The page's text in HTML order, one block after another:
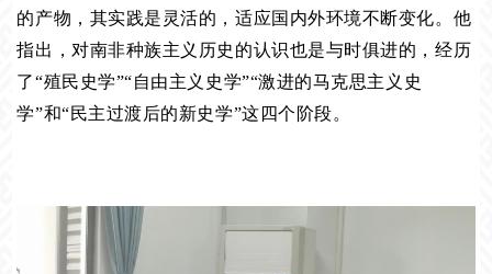
的产物，其实践是灵活的，适应国内外环境不断变化。他
指出，对南非种族主义历史的认识也是与时俱进的，经历
了“殖民史学”“自由主义史学”“激进的马克思主义史
学”和“民主过渡后的新史学”这四个阶段。